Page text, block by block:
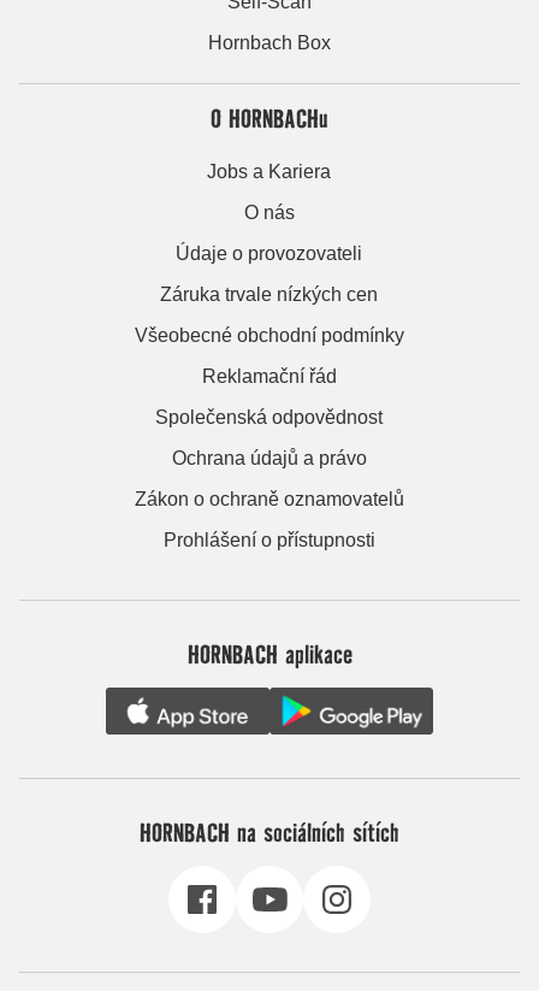
Hornbach Box
O HORNBACHu
Jobs a Kariera
O nás
Údaje o provozovateli
Záruka trvale nízkých cen
Všeobecné obchodní podmínky
Reklamační řád
Společenská odpovědnost
Ochrana údajů a právo
Zákon o ochraně oznamovatelů
Prohlášení o přístupnosti
HORNBACH aplikace
HORNBACH na sociálních sítích